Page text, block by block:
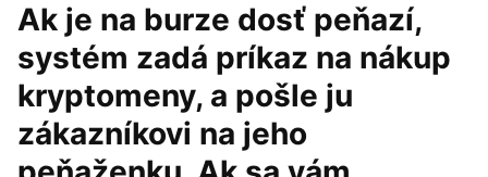
Ak je na burze dosť peňazí,
systém zadá príkaz na nákup
kryptomeny, a pošle ju
zákazníkovi na jeho